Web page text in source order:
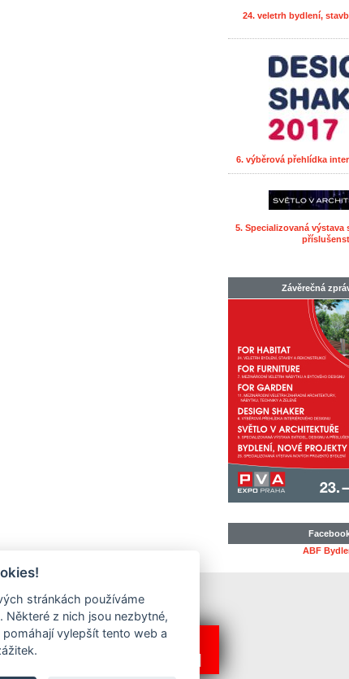
24. veletrh bydlení,
6. výběrová přehlídka
5. Specializovaná výstava
Závěrečná
ABF
všechny reklamy
stránkách používáme
Některé z nich jsou nezbytné,
pomáhají vylepšít tento web a